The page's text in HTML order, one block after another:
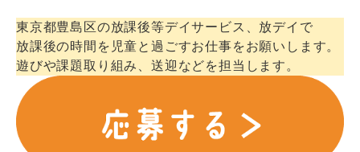
へ
移
動
東京都豊島区の放課後等デイサービス、放デイで
放課後の時間を児童と過ごすお仕事をお願いします。
遊びや課題取り組み、送迎などを担当します。